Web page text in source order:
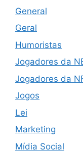
General
Geral
Humoristas
Jogadores da
Jogadores da
Jogos
Lei
Marketing
Mídia Social